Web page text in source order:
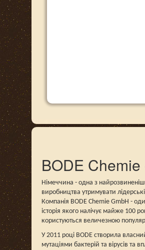
BODE Chemie
Німеччина - одна з
виробництва утримувати
Компанія BODE Chemie GmbH -
історія якого налічує майже 100
користуються величезною
У 2011 році BODE створила
мутаціями бактерій та вірусів